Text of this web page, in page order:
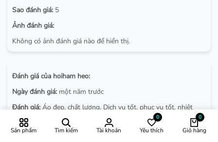
Sao đánh giá: 5
Ảnh đánh giá:
Không có ảnh đánh giá nào để hiển thị.
Đánh giá của hoiham heo:
Ngày đánh giá: một năm trước
Đánh giá: Áo đẹp, chất lượng. Dịch vụ tốt, phục vụ tốt, nhiệt
tình
Sao đánh giá:
5
Sản phẩm Tìm kiếm Tài khoản
0
Yêu thích
0
Giỏ hàng